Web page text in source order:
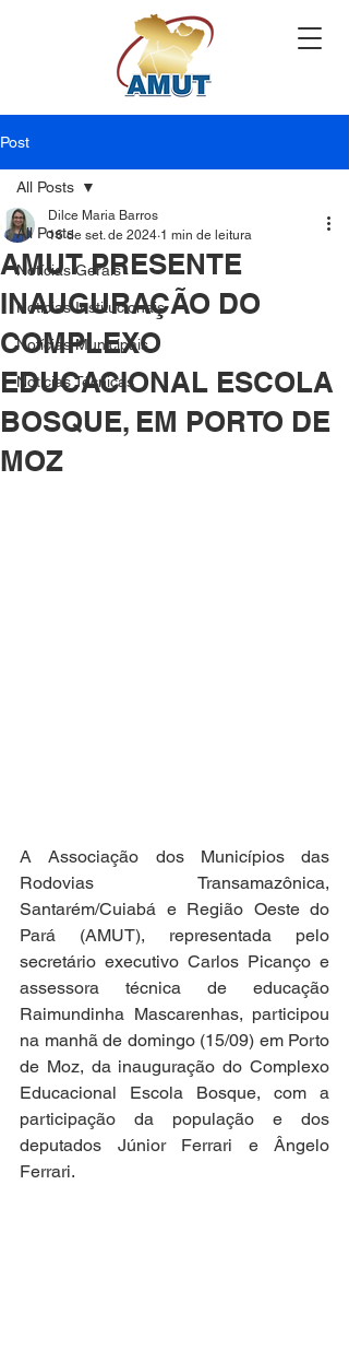
Post
All Posts
Notícias Gerais
Notícias Institucionais
Notícias Municipais
Notícias Técnicas
All Posts
AMUT PRESENTE
INAUGURAÇÃO DO
COMPLEXO
EDUCACIONAL ESCOLA
BOSQUE, EM PORTO DE
MOZ
Dilce Maria Barros
16 de set. de 2024 1 min de leitura
A Associação dos Municípios das
Rodovias Transamazônica,
Santarém/Cuiabá e Região Oeste do
Pará (AMUT), representada pelo
secretário executivo Carlos Picanço e
assessora técnica de educação
Raimundinha Mascarenhas, participou
na manhã de domingo (15/09) em Porto
de Moz, da inauguração do Complexo
Educacional Escola Bosque, com a
participação da população e dos
deputados Júnior Ferrari e Ângelo
Ferrari.